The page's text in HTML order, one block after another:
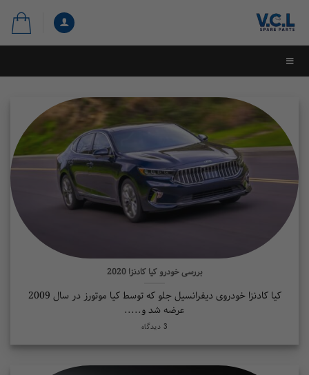
بررسی خودرو کیا کادنزا 2020
کیا کادنزا خودروی دیفرانسیل جلو که توسط کیا موتورز در سال 2009
عرضه شد و.....